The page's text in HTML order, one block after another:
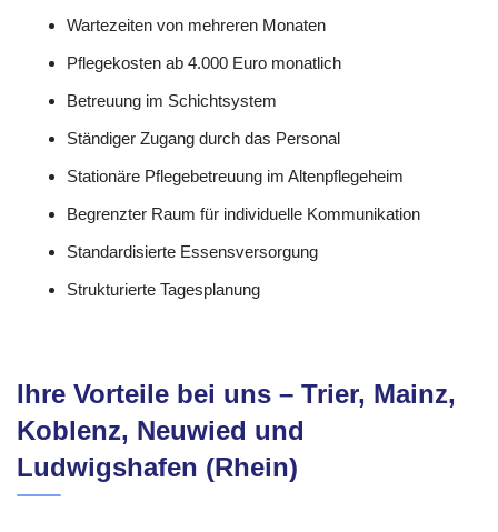
Wartezeiten von mehreren Monaten
Pflegekosten ab 4.000 Euro monatlich
Betreuung im Schichtsystem
Ständiger Zugang durch das Personal
Stationäre Pflegebetreuung im Altenpflegeheim
Begrenzter Raum für individuelle Kommunikation
Standardisierte Essensversorgung
Strukturierte Tagesplanung
Ihre Vorteile bei uns – Trier, Mainz,
Koblenz, Neuwied und
Ludwigshafen (Rhein)